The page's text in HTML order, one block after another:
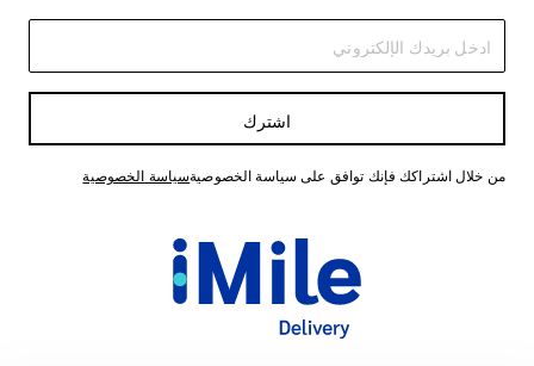
اشترك
من خلال اشتراكك فإنك توافق على سياسة الخصوصيةسياسة الخصوصية